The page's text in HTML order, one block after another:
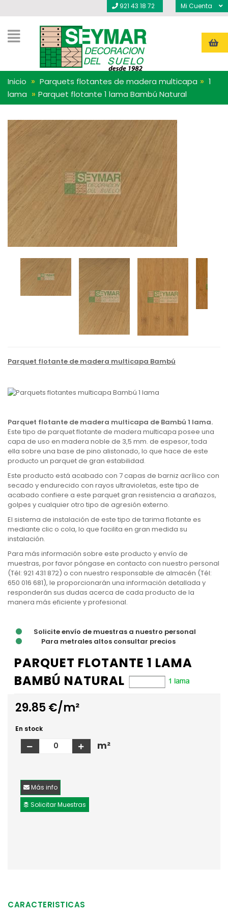
921 43 18 72 Mi Cuenta
Inicio » Parquets flotantes de madera multicapa » 1
lama » Parquet flotante 1 lama Bambú Natural
OFERTA
Parquet flotante de madera multicapa Bambú
Parquet flotante de madera multicapa de Bambú 1 lama.
Este tipo de parquet flotante de madera multicapa posee una
capa de uso en madera noble de 3,5 mm. de espesor, toda
ella sobre una base de pino alistonado, lo que hace de este
producto un parquet de gran estabilidad.
Este producto está acabado con 7 capas de barniz acrílico con
secado y endurecido con rayos ultravioletas, este tipo de
acabado confiere a este parquet gran resistencia a arañazos,
golpes y cualquier otro tipo de agresión externo.
El sistema de instalación de este tipo de tarima flotante es
mediante clic o cola, lo que facilita en gran medida su
instalación.
Para más información sobre este producto y envío de
muestras, por favor póngase en contacto con nuestro personal
(Tél: 921 431 872) o con nuestro responsable de almacén (Tél:
650 016 681), le proporcionarán una información detallada y
responderán sus dudas acerca de cada producto de la
manera más eficiente y profesional.
Solicite envío de muestras a nuestro personal
Para metrales altos consultar precios
PARQUET FLOTANTE 1 LAMA
BAMBÚ NATURAL
29.85 €/m²
En stock
m²
Más info
Solicitar Muestras
CARACTERISTICAS